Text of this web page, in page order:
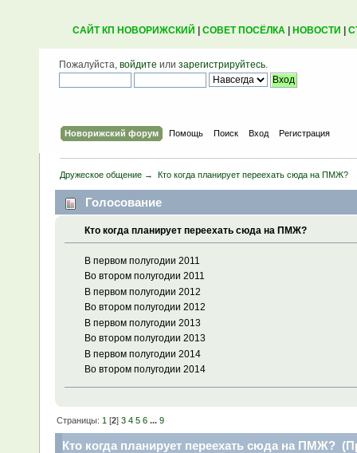
САЙТ КП НОВОРИЖСКИЙ СОВЕТ ПОСЁЛКА| НОВОСТИ
Пожалуйста, войдите или зарегистрируйтесь.
Новорижский форум Помощь Поиск Вход Регистрация
Дружеское общение → Кто когда планирует переехать сюда на ПМЖ?
Голосование
Кто когда планирует переехать сюда на ПМЖ?
В первом полугодии 2011
Во втором полугодии 2011
В первом полугодии 2012
Во втором полугодии 2012
В первом полугодии 2013
Во втором полугодии 2013
В первом полугодии 2014
Во втором полугодии 2014
Страницы: 1 [2]3 4 5 6 ...9
Кто когда планирует переехать сюда на ПМЖ?